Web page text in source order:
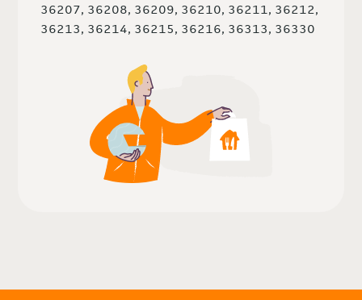
36207, 36208, 36209, 36210, 36211, 36212,
36213, 36214, 36215, 36216, 36313, 36330